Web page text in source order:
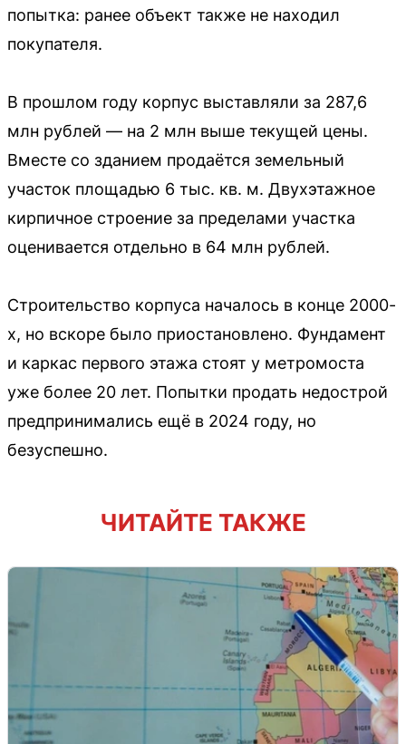
попытка: ранее объект также не находил
покупателя.
В прошлом году корпус выставляли за 287,6
млн рублей — на 2 млн выше текущей цены.
Вместе со зданием продаётся земельный
участок площадью 6 тыс. кв. м. Двухэтажное
кирпичное строение за пределами участка
оценивается отдельно в 64 млн рублей.
Строительство корпуса началось в конце 2000-
х, но вскоре было приостановлено. Фундамент
и каркас первого этажа стоят у метромоста
уже более 20 лет. Попытки продать недострой
предпринимались ещё в 2024 году, но
безуспешно.
ЧИТАЙТЕ ТАКЖЕ